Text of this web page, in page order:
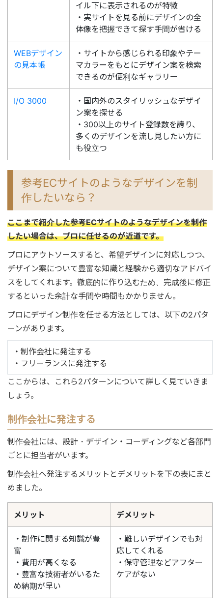
イル下に表示されるのが特徴
・実サイトを見る前にデザインの全
体像を把握できて探す手間が省ける
WEBデザイン
の見本帳
・サイトから感じられる印象やテー
マカラーをもとにデザイン案を検索
できるのが便利なギャラリー
I/O 3000
・国内外のスタイリッシュなデザイ
ン案を探せる
・300以上のサイト登録数を誇り、
多くのデザインを流し見したい方に
も役立つ
参考ECサイトのようなデザインを制
作したいなら？
ここまで紹介した参考ECサイトのようなデザインを制作
したい場合は、プロに任せるのが近道です。
プロにアウトソースすると、希望デザインに対応しつつ、
デザイン案について豊富な知識と経験から適切なアドバイ
スをしてくれます。徹底的に作り込むため、完成後に修正
するといった余計な手間や時間もかかりません。
プロにデザイン制作を任せる方法としては、以下の2パタ
ーンがあります。
・制作会社に発注する
・フリーランスに発注する
ここからは、これら2パターンについて詳しく見ていきま
しょう。
制作会社に発注する
制作会社には、設計・デザイン・コーディングなど各部門
ごとに担当者がいます。
制作会社へ発注するメリットとデメリットを下の表にまと
めました。
メリット デメリット
・制作に関する知識が豊
富
・費用が高くなる
・豊富な技術者がいるた
め納期が早い
・難しいデザインでも対
応してくれる
・保守管理などアフター
ケアがない